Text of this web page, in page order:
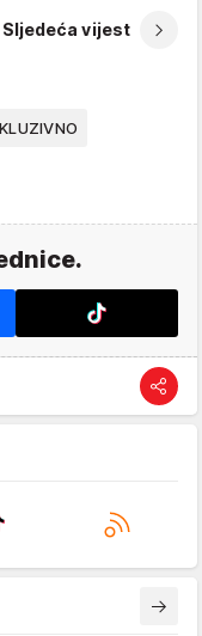
Sljedeća vijest